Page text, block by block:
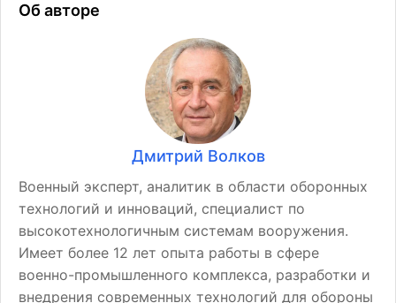
Об авторе
Дмитрий Волков
Военный эксперт, аналитик в области оборонных
технологий и инноваций, специалист по
высокотехнологичным системам вооружения.
Имеет более 12 лет опыта работы в сфере
военно-промышленного комплекса, разработки и
внедрения современных технологий для обороны